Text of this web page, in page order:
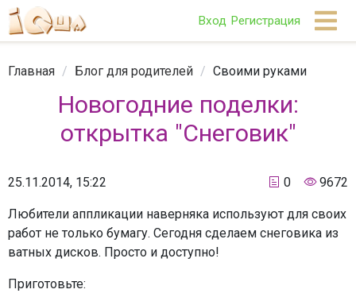
Вход Регистрация
Главная / Блог для родителей / Своими руками
Новогодние поделки:
открытка "Снеговик"
25.11.2014, 15:22 0 9672
Любители аппликации наверняка используют для своих
работ не только бумагу. Сегодня сделаем снеговика из
ватных дисков. Просто и доступно!
Приготовьте: